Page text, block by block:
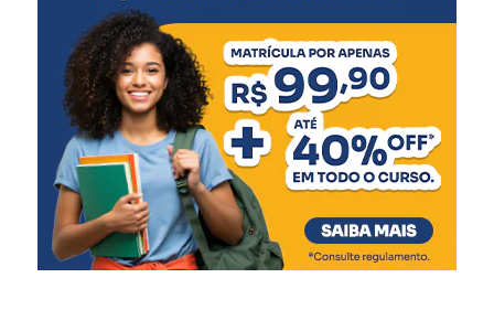
parquinho, implantação de
mobiliários como mesas e
bancos e a acessibilidade
das calçadas. Também
teremos a reforma do pátio
coberto para adaptação de
uma quadra de mini vôlei,
além da reforma da quadra